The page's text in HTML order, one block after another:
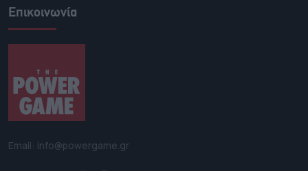
Επικοινωνία
Email: info@powergame.gr